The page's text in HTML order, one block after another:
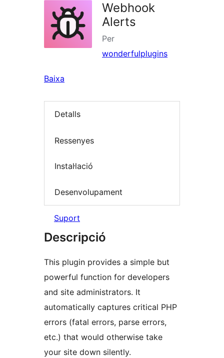
Webhook
Alerts
Per
wonderfulplugins
Baixa
Detalls
Ressenyes
Instal·lació
Desenvolupament
Suport
Descripció
This plugin provides a simple but
powerful function for developers
and site administrators. It
automatically captures critical PHP
errors (fatal errors, parse errors,
etc.) that would otherwise take
your site down silently.